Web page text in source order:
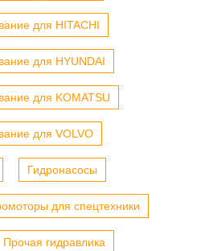
для HITACHI
для HYUNDAI
для KOMATSU
для VOLVO
Гидронасосы
для спецтехники
Прочая гидравлика